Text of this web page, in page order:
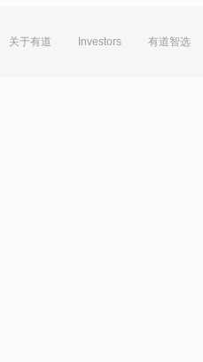
关于有道 Investors 有道智选